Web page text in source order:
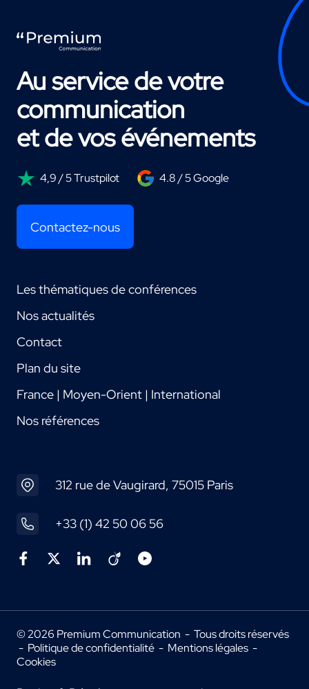
Au service de votre
communication
et de vos événements
4,9 / 5 Trustpilot 4.8 / 5 Google
Contactez-nous
Les thématiques de conférences
Nos actualités
Contact
Plan du site
France | Moyen-Orient | International
Nos références
312 rue de Vaugirard, 75015 Paris
+33 (1) 42 50 06 56
© 2026 Premium Communication - Tous droits réservés
- Politique de confidentialité - Mentions légales -
Cookies